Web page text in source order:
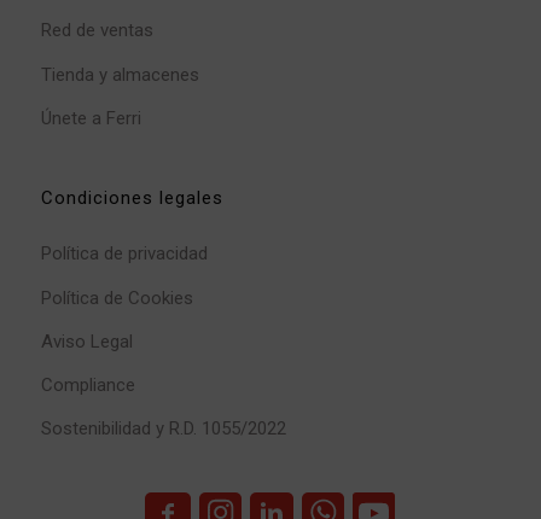
Red de ventas
Tienda y almacenes
Únete a Ferri
Condiciones legales
Política de privacidad
Política de Cookies
Aviso Legal
Compliance
Sostenibilidad y R.D. 1055/2022